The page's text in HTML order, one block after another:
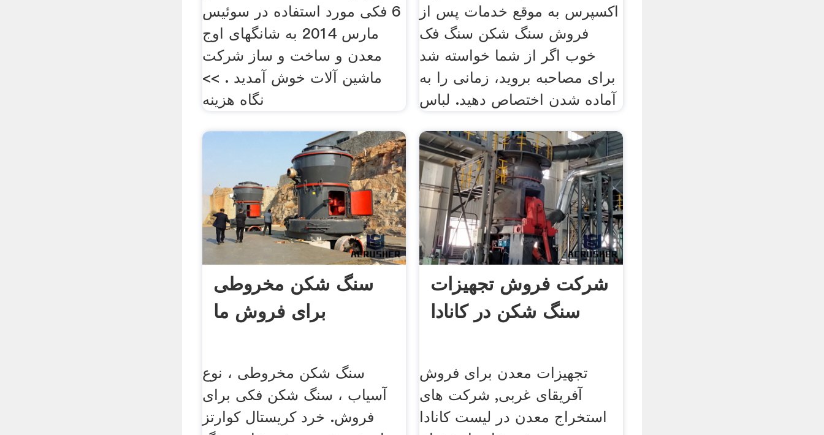
فکی مورد استفاده در سوئیس‬‎ 6
مارس 2014 به شانگهای اوج
معدن و ساخت و ساز شرکت
ماشین آلات خوش آمدید . >>
نگاه هزینه
اکسپرس به موقع خدمات پس از
فروش سنگ شکن سنگ فک
خوب اگر از شما خواسته شد
برای مصاحبه بروید، زمانی را به
آماده شدن اختصاص دهید. لباس
سنگ شکن مخروطی
برای فروش ما
سنگ شکن مخروطی ، نوع
آسیاب ، سنگ شکن فکی برای
فروش. خرد کریستال کوارتز
شرکت فروش تجهیزات
سنگ شکن در کانادا
تجهیزات معدن برای فروش
آفریقای غربی, شرکت های
استخراج معدن در لیست کانادا